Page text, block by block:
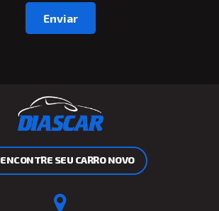
ENCONTRE SEU CARRO NOVO